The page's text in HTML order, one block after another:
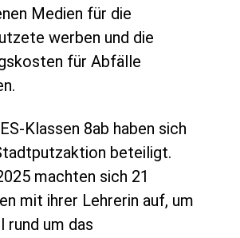
Medien für die
werben und die
für Abfälle
Klassen 8ab haben sich
beteiligt.
machten sich 21
mit ihrer Lehrerin auf, um
rund um das